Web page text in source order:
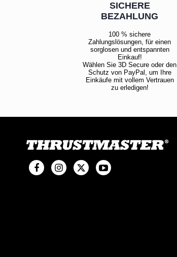
SICHERE
BEZAHLUNG
100 % sichere
Zahlungslösungen, für einen
sorglosen und entspannten
Einkauf!
Wählen Sie 3D Secure oder den
Schutz von PayPal, um Ihre
Einkäufe mit vollem Vertrauen
zu erledigen!